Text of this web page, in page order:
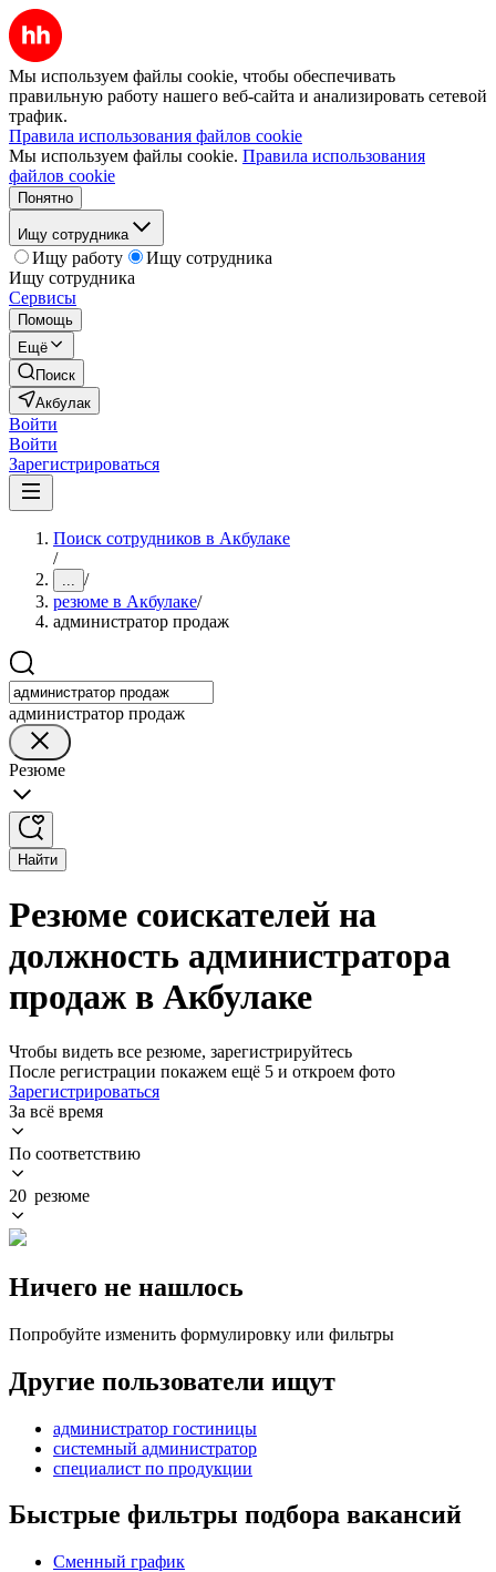
Мы используем файлы cookie, чтобы обеспечивать
правильную работу нашего веб-сайта и анализировать сетевой
трафик.
Правила использования файлов cookie
Мы используем файлы cookie. Правила использования
файлов cookie
Понятно
Ищу сотрудника
Ищу работу
Ищу сотрудника
Ищу сотрудника
Сервисы
Помощь
Ещё
Поиск
Акбулак
Войти
Войти
Зарегистрироваться
Поиск сотрудников в Акбулаке
/
... /
резюме в Акбулаке/
администратор продаж
администратор продаж
Резюме
Найти
Резюме соискателей на
должность администратора
продаж в Акбулаке
Чтобы видеть все резюме, зарегистрируйтесь
После регистрации покажем ещё 5 и откроем фото
Зарегистрироваться
За всё время
По соответствию
20 резюме
Ничего не нашлось
Попробуйте изменить формулировку или фильтры
Другие пользователи ищут
администратор гостиницы
системный администратор
специалист по продукции
Быстрые фильтры подбора вакансий
Сменный график